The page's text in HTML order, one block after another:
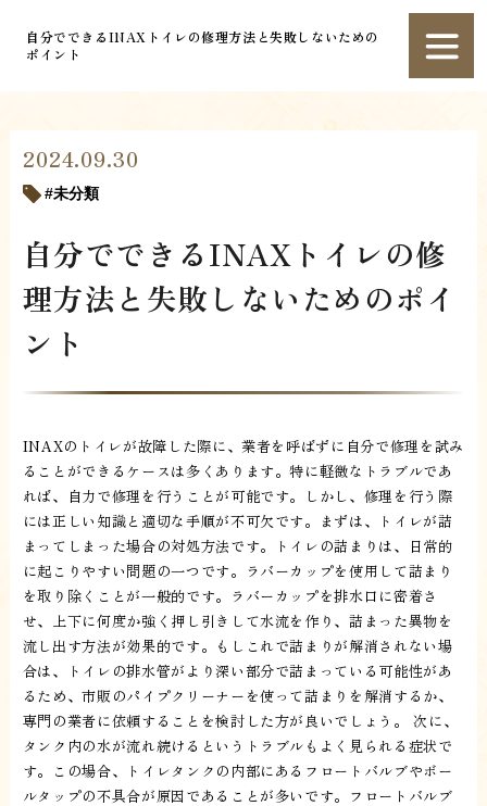
自分でできるINAXトイレの修理方法と失敗しないための
ポイント
2024.09.30
未分類
自分でできるINAXトイレの修
理方法と失敗しないためのポイ
ント
INAXのトイレが故障した際に、業者を呼ばずに自分で修理を試み
ることができるケースは多くあります。特に軽微なトラブルであ
れば、自力で修理を行うことが可能です。しかし、修理を行う際
には正しい知識と適切な手順が不可欠です。まずは、トイレが詰
まってしまった場合の対処方法です。トイレの詰まりは、日常的
に起こりやすい問題の一つです。ラバーカップを使用して詰まり
を取り除くことが一般的です。ラバーカップを排水口に密着さ
せ、上下に何度か強く押し引きして水流を作り、詰まった異物を
流し出す方法が効果的です。もしこれで詰まりが解消されない場
合は、トイレの排水管がより深い部分で詰まっている可能性があ
るため、市販のパイプクリーナーを使って詰まりを解消するか、
専門の業者に依頼することを検討した方が良いでしょう。 次に、
タンク内の水が流れ続けるというトラブルもよく見られる症状で
す。この場合、トイレタンクの内部にあるフロートバルブやボー
ルタップの不具合が原因であることが多いです。フロートバルブ